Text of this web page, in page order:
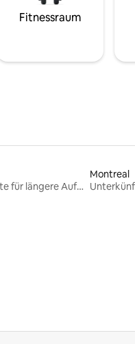
Fitnessraum
Unterkünfte für längere Aufenthalte
Montreal